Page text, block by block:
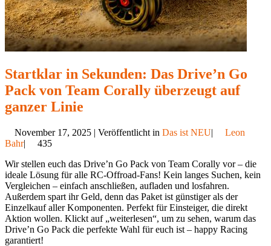
Startklar in Sekunden: Das Drive’n Go
Pack von Team Corally überzeugt auf
ganzer Linie
November 17, 2025 | Veröffentlicht in Das ist NEU|
Leon
Bahr|
435
Wir stellen euch das Drive’n Go Pack von Team Corally vor – die
ideale Lösung für alle RC-Offroad-Fans! Kein langes Suchen, kein
Vergleichen – einfach anschließen, aufladen und losfahren.
Außerdem spart ihr Geld, denn das Paket ist günstiger als der
Einzelkauf aller Komponenten. Perfekt für Einsteiger, die direkt
Aktion wollen. Klickt auf „weiterlesen“, um zu sehen, warum das
Drive’n Go Pack die perfekte Wahl für euch ist – happy Racing
garantiert!